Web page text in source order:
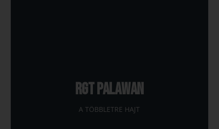
RGT PALAWAN
A TÖBBLETRE HAJT